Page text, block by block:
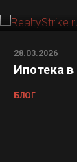
28.03.2026
Ипотека в
БЛОГ